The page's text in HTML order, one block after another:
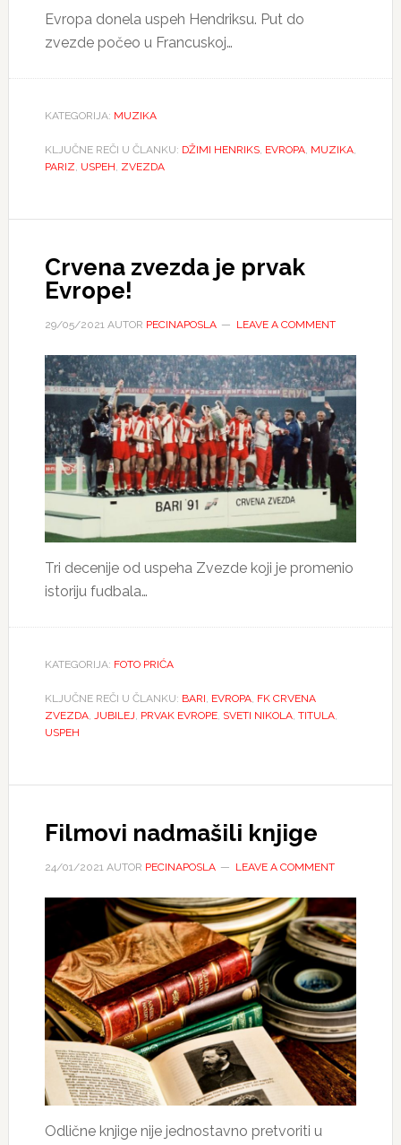
Evropa donela uspeh Hendriksu. Put do
zvezde počeo u Francuskoj…
KATEGORIJA: MUZIKA
KLJUČNE REČI U ČLANKU: DŽIMI HENRIKS, EVROPA, MUZIKA,
PARIZ, USPEH, ZVEZDA
Crvena zvezda je prvak
Evrope!
29/05/2021AUTOR PECINAPOSLA LEAVE A COMMENT
Tri decenije od uspeha Zvezde koji je promenio
istoriju fudbala…
KATEGORIJA: FOTO PRIĆA
KLJUČNE REČI U ČLANKU: BARI, EVROPA, FK CRVENA
ZVEZDA, JUBILEJ, PRVAK EVROPE, SVETI NIKOLA, TITULA,
USPEH
Filmovi nadmašili knjige
24/01/2021AUTOR PECINAPOSLA LEAVE A COMMENT
Odlične knjige nije jednostavno pretvoriti u